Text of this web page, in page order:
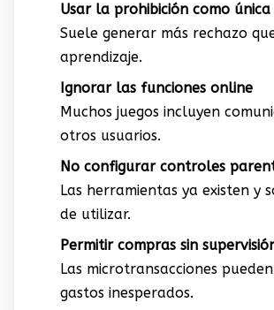
Usar la prohibición como
Suele generar más rechazo
aprendizaje.
Ignorar las funciones online
Muchos juegos incluyen
otros usuarios.
No configurar controles
Las herramientas ya existen y
de utilizar.
Permitir compras sin
Las microtransacciones
gastos inesperados.